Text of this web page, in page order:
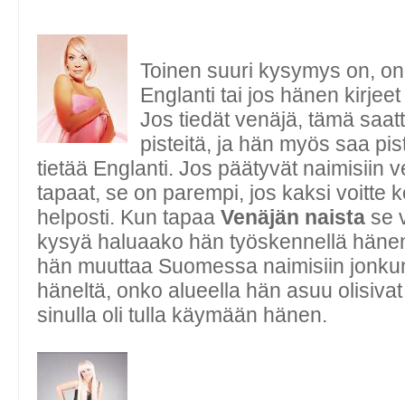
Toinen suuri kysymys on,
Englanti tai jos hänen
Jos tiedät venäjä, tämä
pisteitä, ja hän myös saa
tietää Englanti. Jos päätyvät naimisiin
tapaat, se on parempi, jos kaksi voitte
helposti. Kun tapaa Venäjän naista se
kysyä haluaako hän työskennellä
hän muuttaa Suomessa naimisiin
häneltä, onko alueella hän asuu
sinulla oli tulla käymään hänen.